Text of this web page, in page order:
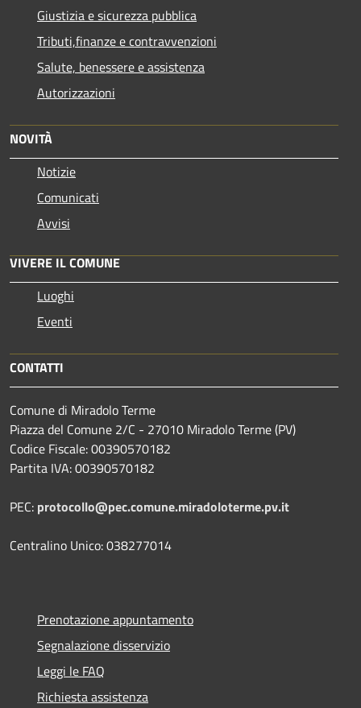
Giustizia e sicurezza pubblica
Tributi,finanze e contravvenzioni
Salute, benessere e assistenza
Autorizzazioni
NOVITÀ
Notizie
Comunicati
Avvisi
VIVERE IL COMUNE
Luoghi
Eventi
CONTATTI
Comune di Miradolo Terme
Piazza del Comune 2/C - 27010 Miradolo Terme (PV)
Codice Fiscale: 00390570182
Partita IVA: 00390570182
PEC: protocollo@pec.comune.miradoloterme.pv.it
Centralino Unico: 038277014
Prenotazione appuntamento
Segnalazione disservizio
Leggi le FAQ
Richiesta assistenza